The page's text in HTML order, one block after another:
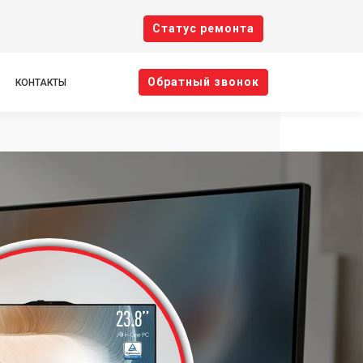
Cтатус ремонта
КОНТАКТЫ Oбратный звонок